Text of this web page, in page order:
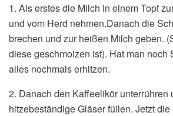
1. Als erstes die Milch in einem Topf
und vom Herd nehmen.Danach die
brechen und zur heißen Milch geben.
diese geschmolzen ist). Hat man noch
alles nochmals erhitzen.
2. Danach den Kaffeelikör unterrühren
hitzebeständige Gläser füllen. Jetzt